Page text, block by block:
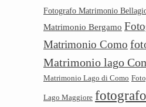
Fotografo Matrimonio
Matrimonio Bergamo
Matrimonio Como
Matrimonio lago
Matrimonio Lago di Como
Lago Maggiore